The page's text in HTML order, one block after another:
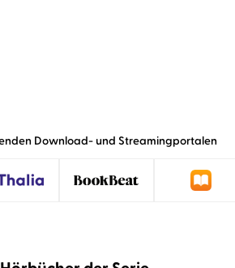
Download- und Streamingportalen